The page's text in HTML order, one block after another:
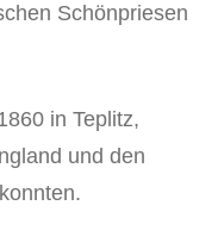
Schönpriesen
in Teplitz,
und den